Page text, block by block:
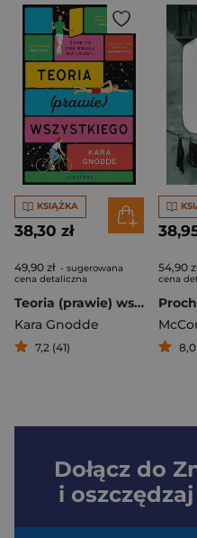
KSIĄŻKA
38,30 zł
49,90 zł - sugerowana
cena detaliczna
Teoria (prawie) wszystkiego
Kara Gnodde
7,2 (41)
54,90
cena
8,0
Dołącz do
i